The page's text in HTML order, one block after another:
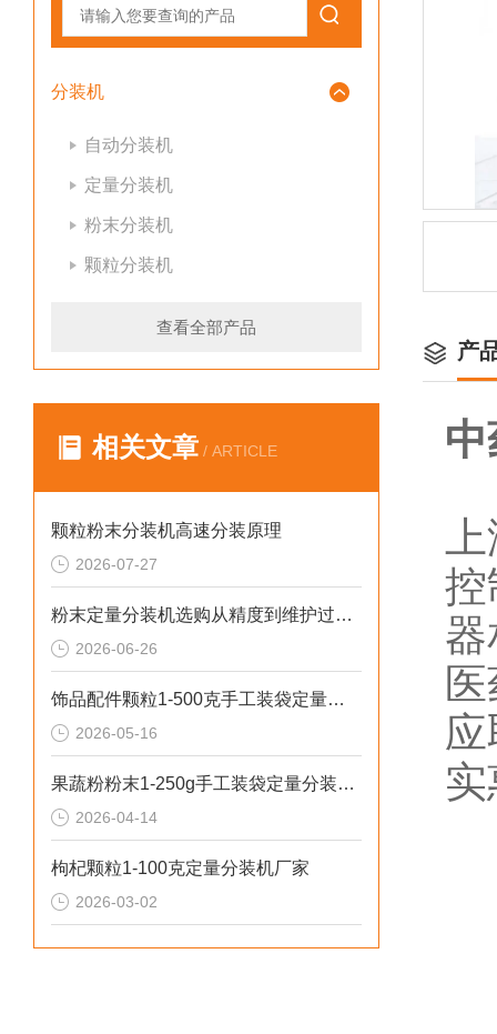
分装机
自动分装机
定量分装机
粉末分装机
颗粒分装机
查看全部产品
相关文章 / ARTICLE
颗粒粉末分装机高速分装原理
2026-07-27
粉末定量分装机选购从精度到维护过程的步骤
2026-06-26
饰品配件颗粒1-500克手工装袋定量分装机推荐
2026-05-16
果蔬粉粉末1-250g手工装袋定量分装机（可瓶装）
2026-04-14
枸杞颗粒1-100克定量分装机厂家
2026-03-02
产
控